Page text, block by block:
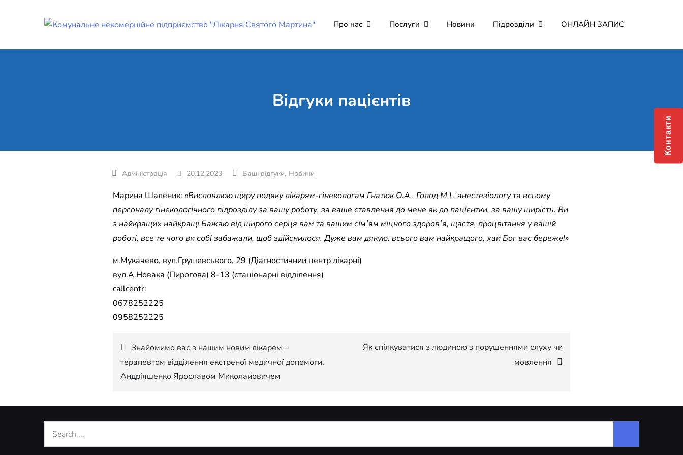
Комунальне некомерційне підприємство
"Лікарня Святого Мартина"
Поліклініка Мукачево
Про нас Послуги Новини Підрозділи ОНЛАЙН ЗАПИС
Відгуки пацієнтів
20.12.2023 Ваші відгуки, Новини
Марина Шаленик: «Висловлюю щиру подяку лікарям-гінекологам Гнатюк О.А., Голод М.І., анестезіологу та всьому
персоналу гінекологічного підрозділу за вашу роботу, за ваше ставлення до мене як до пацієнтки, за вашу щирість. Ви
з найкращих найкращі.Бажаю від щирого серця вам та вашим сімʼям міцного здоровʼя, щастя, процвітання у вашій
роботі, все те чого ви собі забажали, щоб здійснилося. Дуже вам дякую, всього вам найкращого, хай Бог вас береже!»
м.Мукачево, вул.Грушевського, 29 (Діагностичний центр лікарні)
вул.А.Новака (Пирогова) 8-13 (стаціонарні відділення)
callcentr:
0678252225
0958252225
Навігація
записів
Знайомимо вас з нашим новим лікарем –
терапевтом відділення екстреної медичної допомоги,
Андріяшенко Ярославом Миколайовичем
Як спілкуватися з людиною з порушеннями слуху чи
мовлення
Search
Контакти